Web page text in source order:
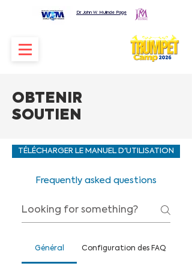
Dr. John W. Mulinde Page
OBTENIR
SOUTIEN
TÉLÉCHARGER LE MANUEL D'UTILISATION
Frequently asked questions
Général Configuration des FAQ